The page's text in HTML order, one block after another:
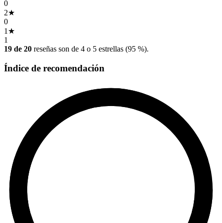
0
2★
0
1 ★
1
19 de 20 reseñas son de 4 o 5 estrellas (95 %).
Índice de recomendación